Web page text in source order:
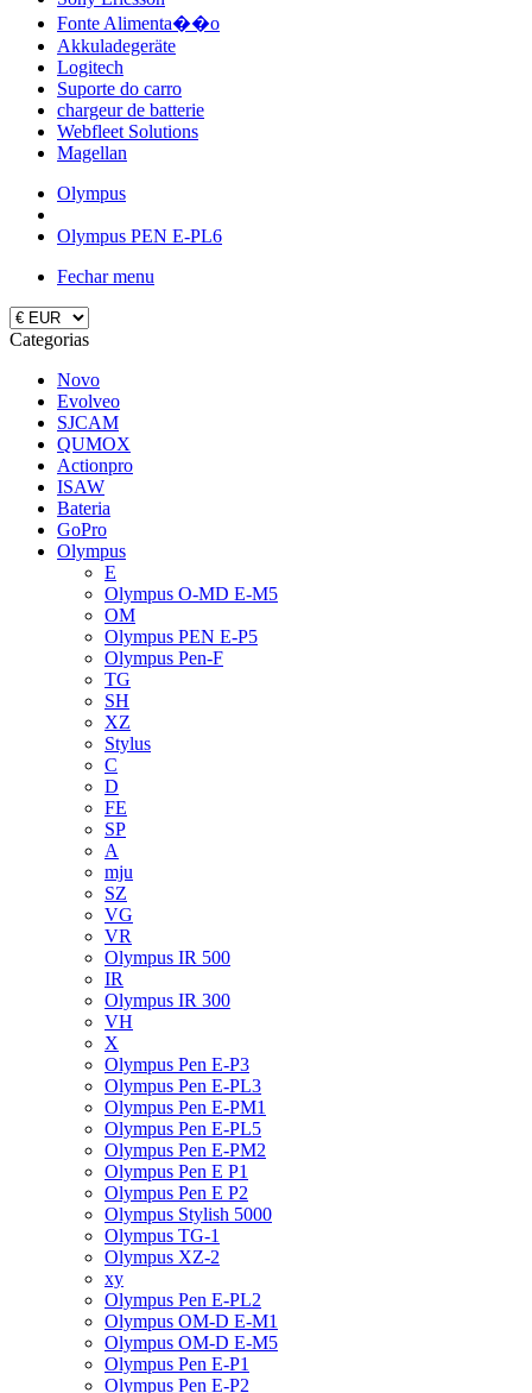
Fonte Alimenta��o
Akkuladegeräte
Logitech
Suporte do carro
chargeur de batterie
Webfleet Solutions
Magellan
Olympus
Olympus PEN E-PL6
Fechar menu
Categorias
Novo
Evolveo
SJCAM
QUMOX
Actionpro
ISAW
Bateria
GoPro
Olympus
E
Olympus O-MD E-M5
OM
Olympus PEN E-P5
Olympus Pen-F
TG
SH
XZ
Stylus
C
D
FE
SP
A
mju
SZ
VG
VR
Olympus IR 500
IR
Olympus IR 300
VH
X
Olympus Pen E-P3
Olympus Pen E-PL3
Olympus Pen E-PM1
Olympus Pen E-PL5
Olympus Pen E-PM2
Olympus Pen E P1
Olympus Pen E P2
Olympus Stylish 5000
Olympus TG-1
Olympus XZ-2
xy
Olympus Pen E-PL2
Olympus OM-D E-M1
Olympus OM-D E-M5
Olympus Pen E-P1
Olympus Pen E-P2